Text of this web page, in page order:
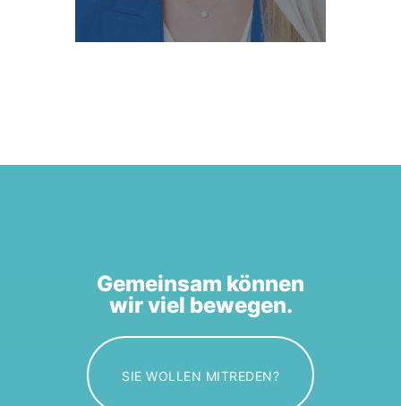
Gemeinsam können
wir viel bewegen.
SIE WOLLEN MITREDEN?